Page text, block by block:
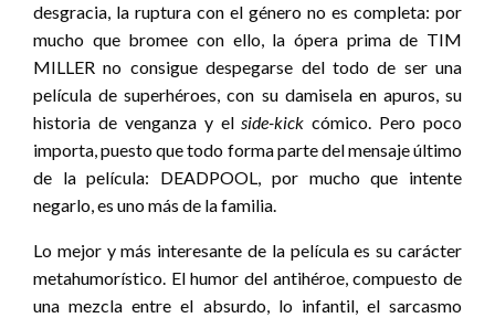
desgracia, la ruptura con el género no es completa: por
mucho que bromee con ello, la ópera prima de TIM
MILLER no consigue despegarse del todo de ser una
película de superhéroes, con su damisela en apuros, su
historia de venganza y elside-kick cómico. Pero poco
importa, puesto que todo forma parte del mensaje último
de la película: DEADPOOL, por mucho que intente
negarlo, es uno más de la familia.
Lo mejor y más interesante de la película es su carácter
metahumorístico. El humor del antihéroe, compuesto de
una mezcla entre el absurdo, lo infantil, el sarcasmo